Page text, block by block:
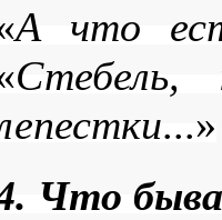
А что
Стебель,
...»
Что